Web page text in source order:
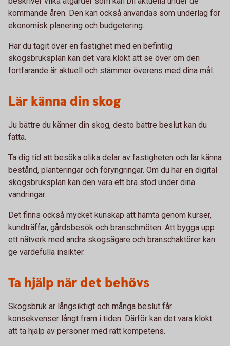
kommande åren. Den kan också användas som underlag för
ekonomisk planering och budgetering.
Har du tagit över en fastighet med en befintlig
skogsbruksplan kan det vara klokt att se över om den
fortfarande är aktuell och stämmer överens med dina mål.
Lär känna din skog
Ju bättre du känner din skog, desto bättre beslut kan du
fatta.
Ta dig tid att besöka olika delar av fastigheten och lär känna
bestånd, planteringar och föryngringar. Om du har en digital
skogsbruksplan kan den vara ett bra stöd under dina
vandringar.
Det finns också mycket kunskap att hämta genom kurser,
kundträffar, gårdsbesök och branschmöten. Att bygga upp
ett nätverk med andra skogsägare och branschaktörer kan
ge värdefulla insikter.
Ta hjälp när det behövs
Skogsbruk är långsiktigt och många beslut får
konsekvenser långt fram i tiden. Därför kan det vara klokt
att ta hjälp av personer med rätt kompetens.